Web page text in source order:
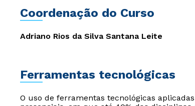
Coordenação do Curso
Adriano Rios da Silva Santana Leite
Ferramentas tecnológicas
O uso de ferramentas tecnológicas